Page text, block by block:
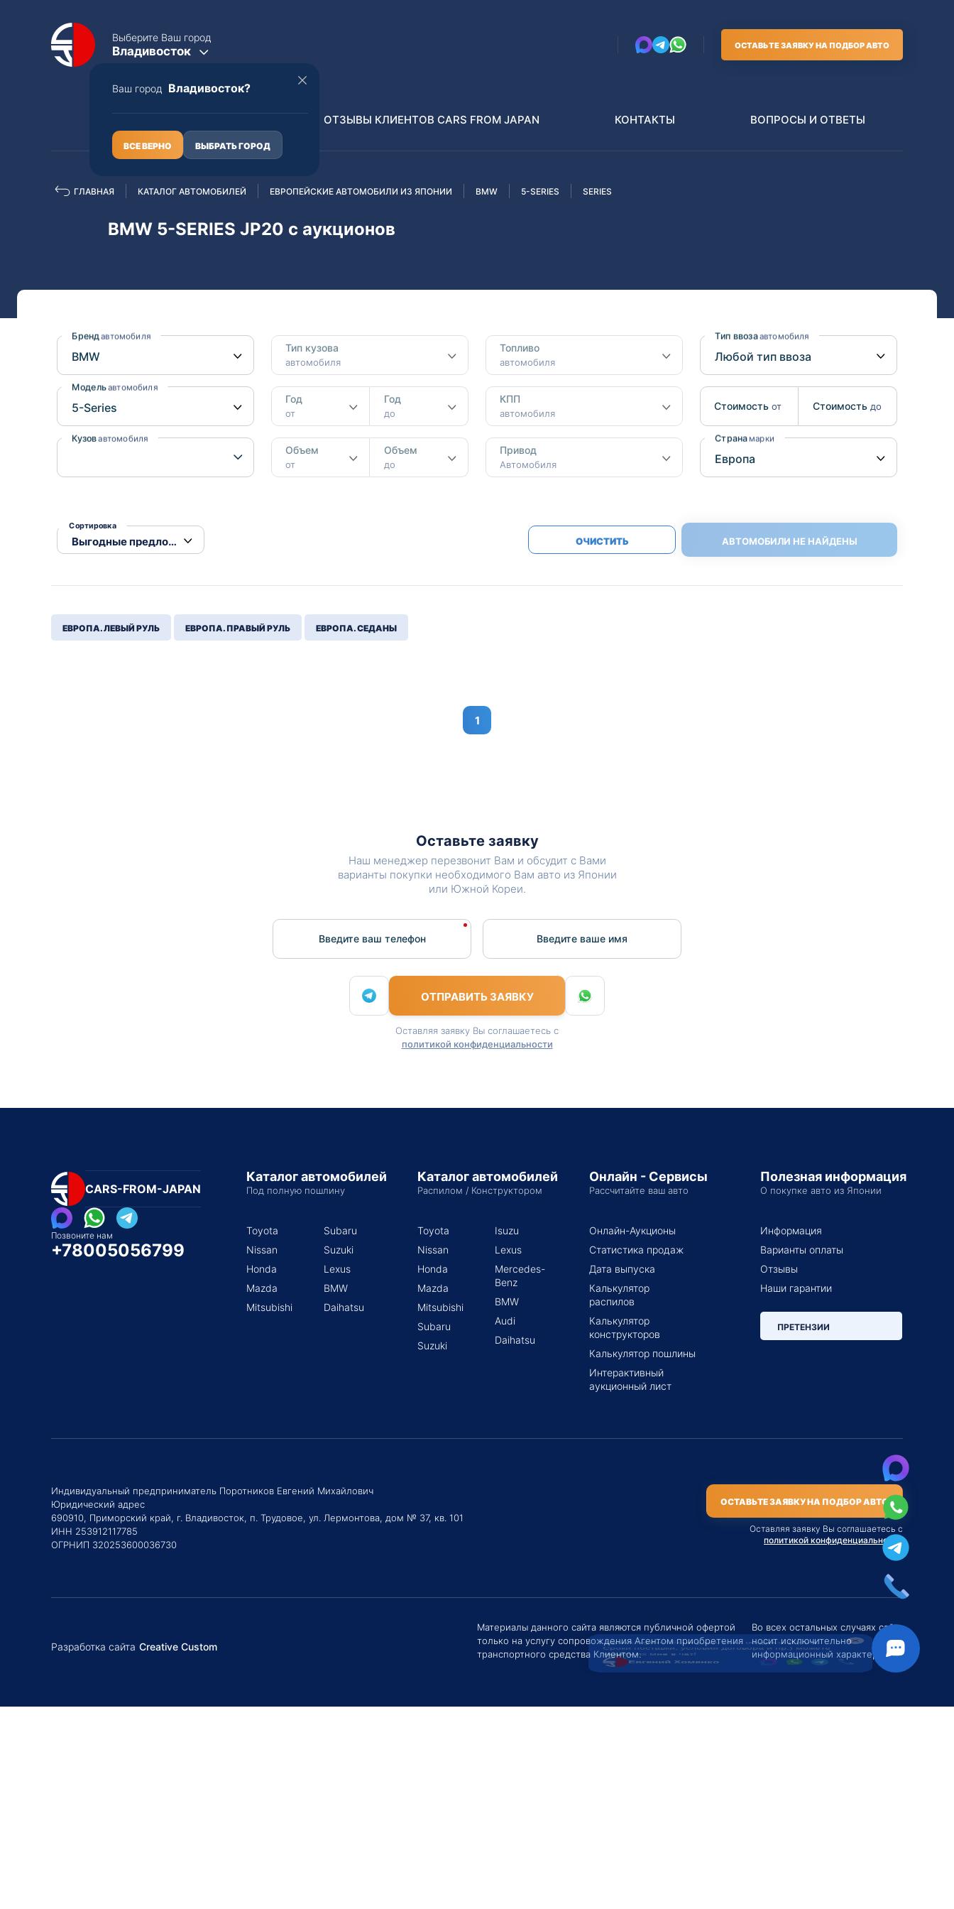
Выберите Ваш город
Владивосток
Ваш город Владивосток?
ВСЕ ВЕРНО ВЫБРАТЬ ГОРОД
ОСТАВЬТЕ ЗАЯВКУ НА ПОДБОР АВТО
Полная пошлина
Nissan
Suzuki
Subaru
Mercedes-Benz
Распилы и конструкторы
Nissan
Mazda
Mitsubishi
Subaru
Suzuki
Lexus
Audi
Nissan
Mitsubishi
Isuzu
Hino
ОТЗЫВЫ КЛИЕНТОВ CARS FROM JAPAN КОНТАКТЫ ВОПРОСЫ И ОТВЕТЫ
ГЛАВНАЯ КАТАЛОГ АВТОМОБИЛЕЙ ЕВРОПЕЙСКИЕ АВТОМОБИЛИ ИЗ ЯПОНИИ BMW 5-SERIES SERIES
BMW 5-SERIES JP20 с аукционов
Бренд автомобиля
Модельавтомобиля
Кузовавтомобиля
Тип кузова
автомобиля
Год
от
Год
до
Объем
от
Объем
до
Топливо
автомобиля
КПП
автомобиля
Привод
Автомобиля
Тип ввозаавтомобиля
Стоимость от Стоимость до
Страна марки
Сортировка
ОЧИСТИТЬ АВТОМОБИЛИ НЕ НАЙДЕНЫ
ЕВРОПА. ЛЕВЫЙ РУЛЬ ЕВРОПА. ПРАВЫЙ РУЛЬ ЕВРОПА. СЕДАНЫ
1
Оставьте заявку
Наш менеджер перезвонит Вам и обсудит с Вами
варианты покупки необходимого Вам авто из Японии
или Южной Кореи.
Введите ваш телефон Введите вашe имя
ОТПРАВИТЬ ЗАЯВКУ
Оставляя заявку Вы соглашаетесь с
политикой конфиденциальности
CARS-FROM-JAPAN
Позвоните нам
+78005056799
Каталог автомобилей
Под полную пошлину
Toyota
Nissan
Honda
Mazda
Mitsubishi
Subaru
Suzuki
Lexus
BMW
Daihatsu
Каталог автомобилей
Распилом / Конструктором
Toyota
Nissan
Honda
Mazda
Mitsubishi
Subaru
Suzuki
Isuzu
Lexus
Mercedes-
Benz
BMW
Audi
Daihatsu
Онлайн - Сервисы
Рассчитайте ваш авто
Онлайн-Аукционы
Статистика продаж
Дата выпуска
Калькулятор
распилов
Калькулятор
конструкторов
Калькулятор пошлины
Интерактивный
аукционный лист
Полезная информация
О покупке авто из Японии
Информация
Варианты оплаты
Отзывы
Наши гарантии
ПРЕТЕНЗИИ
Индивидуальный предприниматель Поротников Евгений Михайлович
Юридический адрес
690910, Приморский край, г. Владивосток, п. Трудовое, ул. Лермонтова, дом № 37, кв. 101
ИНН 253912117785
ОГРНИП 320253600036730
ОСТАВЬТЕ ЗАЯВКУ НА ПОДБОР АВТО
Оставляя заявку Вы соглашаетесь с
политикой конфиденциальности
Материалы данного сайта являются публичной офертой
только на услугу сопровождения Агентом приобретения
транспортного средства Клиентом.
Во всех остальных случаях сайт
носит исключительно
информационный характер.
Разработка сайта Creative Custom Евгений Хоменко
Здравствуйте! Если у вас есть вопросы (Цена,
задать их мне в чат!